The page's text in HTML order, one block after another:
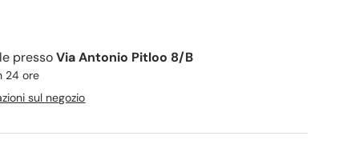
pressoVia Antonio Pitloo 8/B
24 ore
sul negozio